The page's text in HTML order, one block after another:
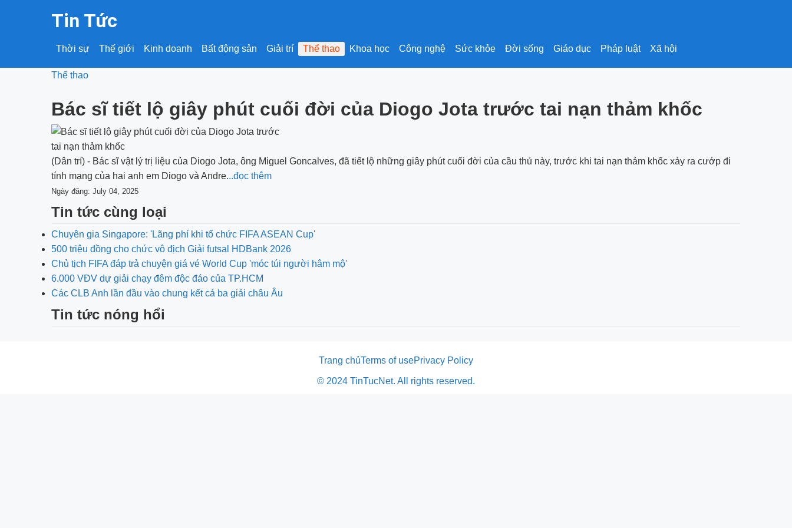
Tin Tức
Thời sự Thế giới Kinh doanh Bất động sản Giải trí Thể thao Khoa học Công nghệ Sức khỏe Đời sống Giáo dục Pháp luật Xã hội
Thể thao
Bác sĩ tiết lộ giây phút cuối đời của Diogo Jota trước tai nạn thảm khốc
(Dân trí) - Bác sĩ vật lý trị liệu của Diogo Jota, ông Miguel Goncalves, đã tiết lộ những giây phút cuối đời của cầu thủ này, trước khi tai nạn thảm khốc xảy ra cướp đi
tính mạng của hai anh em Diogo và Andre...đọc thêm
Ngày đăng: July 04, 2025
Tin tức cùng loại
Chuyên gia Singapore: 'Lãng phí khi tổ chức FIFA ASEAN Cup'
500 triệu đồng cho chức vô địch Giải futsal HDBank 2026
Chủ tịch FIFA đáp trả chuyện giá vé World Cup 'móc túi người hâm mộ'
6.000 VĐV dự giải chạy đêm độc đáo của TP.HCM
Các CLB Anh lần đầu vào chung kết cả ba giải châu Âu
Tin tức nóng hổi
Trang chủTerms of usePrivacy Policy
© 2024 TinTucNet. All rights reserved.